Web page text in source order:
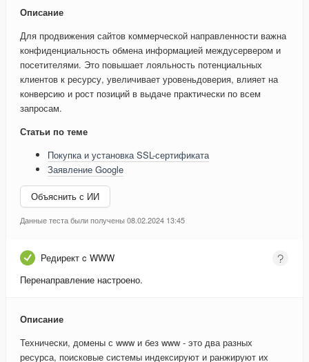
Описание
Для продвижения сайтов коммерческой направленности важна
конфиденциальность обмена информацией междусервером и
посетителями. Это повышает лояльность потенциальных
клиентов к ресурсу, увеличивает уровеньдоверия, влияет на
конверсию и рост позиций в выдаче практически по всем
запросам.
Статьи по теме
Покупка и установка SSL-сертификата
Заявление Google
Объяснить с ИИ
Данные теста были получены 08.02.2024 13:45
Редирект c WWW
Перенаправление настроено.
Описание
Технически, домены с www и без www - это два разных
ресурса, поисковые системы индексируют и ранжируют их